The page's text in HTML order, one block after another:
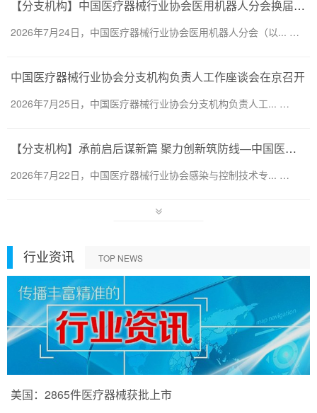
【分支机构】中国医疗器械行业协会医用机器人分会换届会议暨医用机器人创新大会顺利召开
2026年7月24日，中国医疗器械行业协会医用机器人分会（以... …
中国医疗器械行业协会分支机构负责人工作座谈会在京召开
2026年7月25日，中国医疗器械行业协会分支机构负责人工... …
【分支机构】承前启后谋新篇 聚力创新筑防线—中国医疗器械行业协会感染与控制技术专业委员会换届会暨第六届第一次会员代表大会圆满召开
2026年7月22日，中国医疗器械行业协会感染与控制技术专... …
行业资讯 TOP NEWS
美国：2865件医疗器械获批上市